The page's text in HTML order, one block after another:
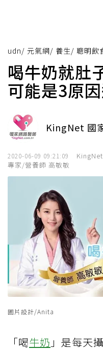
udn/ 元氣網/ 養生/ 聰明飲
喝牛奶就肚
可能是3原
KingNet 國
2020-06-09 09:21:09
專家/營養師 高敏敏
圖片設計/Anita
「喝牛奶 」是每天